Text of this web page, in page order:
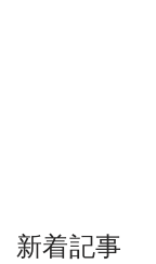
新着記事